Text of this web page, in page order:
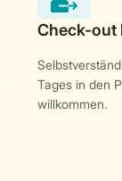
Tages in den
willkommen.